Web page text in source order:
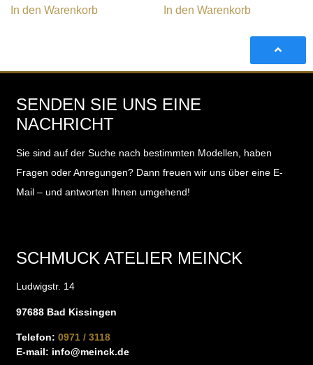
In den Warenkorb In den Warenkorb
SENDEN SIE UNS EINE
NACHRICHT
Sie sind auf der Suche nach bestimmten Modellen, haben
Fragen oder Anregungen? Dann freuen wir uns über eine E-
Mail – und antworten Ihnen umgehend!
SCHMUCK ATELIER MEINCK
Ludwigstr. 14
97688 Bad Kissingen
Telefon: 0971 / 3118
E-mail: info@meinck.de